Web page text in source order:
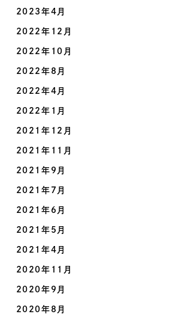
2023年4月
2022年12月
2022年10月
2022年8月
2022年4月
2022年1月
2021年12月
2021年11月
2021年9月
2021年7月
2021年6月
2021年5月
2021年4月
2020年11月
2020年9月
2020年8月